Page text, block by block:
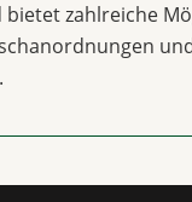
bietet zahlreiche